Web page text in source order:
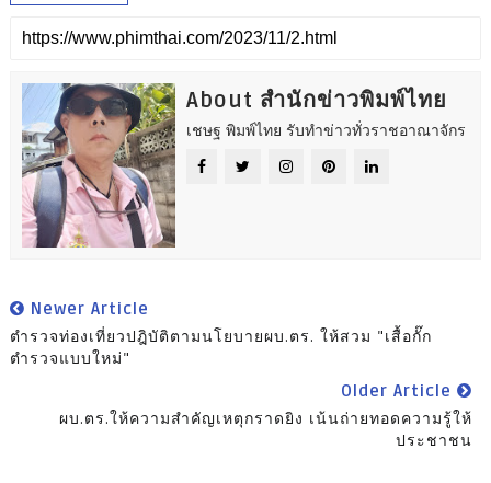
About สำนักข่าวพิมพ์ไทย
เชษฐ พิมพ์ไทย รับทำข่าวทั่วราชอาณาจักร
Newer Article
ตำรวจท่องเที่ยวปฎิบัติตามนโยบายผบ.ตร. ให้สวม "เสื้อกั๊ก
ตำรวจแบบใหม่"
Older Article
ผบ.ตร.ให้ความสำคัญเหตุกราดยิง เน้นถ่ายทอดความรู้ให้
ประชาชน